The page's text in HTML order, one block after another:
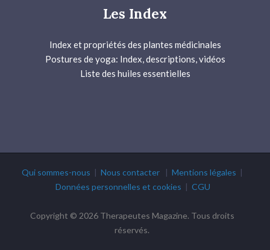
Les Index
Index et propriétés des plantes médicinales
Postures de yoga: Index, descriptions, vidéos
Liste des huiles essentielles
Qui sommes-nous | Nous contacter| Mentions légales |
Données personnelles et cookies | CGU
Copyright © 2026 Therapeutes Magazine. Tous droits
réservés.